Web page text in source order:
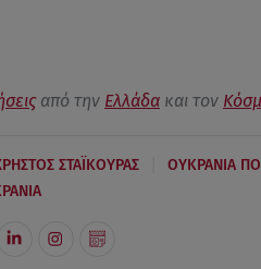
από την Ελλάδακαι τον
ΣΤΑΪΚΟΥΡΑΣ ΟΥΚΡΑΝΙΑ